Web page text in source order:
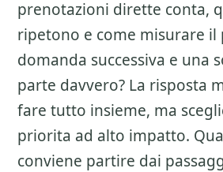
prenotazioni dirette conta,
ripetono e come misurare il
domanda successiva e una
parte davvero? La risposta
fare tutto insieme, ma
priorita ad alto impatto.
conviene partire dai